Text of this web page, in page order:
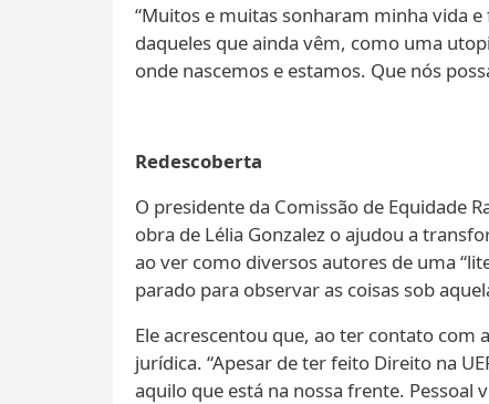
“Muitos e muitas sonharam minha vida
daqueles que ainda vêm, como uma
onde nascemos e estamos. Que nós
Redescoberta
O presidente da Comissão de Equidade
obra de Lélia Gonzalez o ajudou a
ao ver como diversos autores de uma
parado para observar as coisas sob
Ele acrescentou que, ao ter contato com
jurídica. “Apesar de ter feito Direito na
aquilo que está na nossa frente. Pessoal